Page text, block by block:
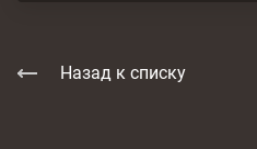
Назад к списку